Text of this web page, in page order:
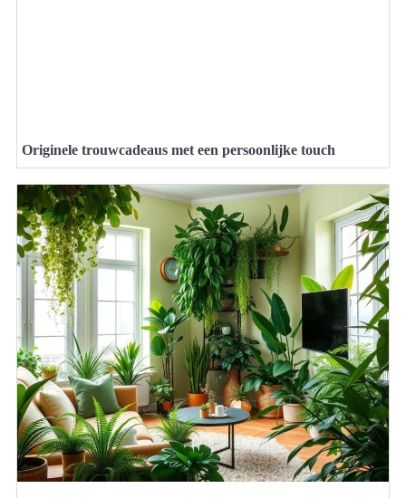
Originele trouwcadeaus met een persoonlijke touch